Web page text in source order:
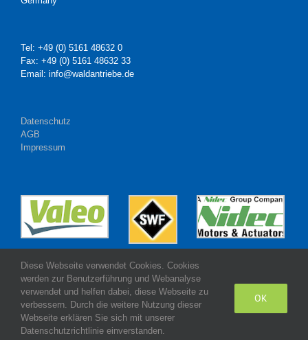
Tel: +49 (0) 5161 48632 0
Fax: +49 (0) 5161 48632 33
Email: info@waldantriebe.de
Datenschutz
AGB
Impressum
Made with by Wald Antriebe GmbH
Diese Webseite verwendet Cookies. Cookies
werden zur Benutzerführung und Webanalyse
verwendet und helfen dabei, diese Webseite zu
verbessern. Durch die weitere Nutzung dieser
Webseite erklären Sie sich mit unserer
Datenschutzrichtlinie einverstanden.
OK